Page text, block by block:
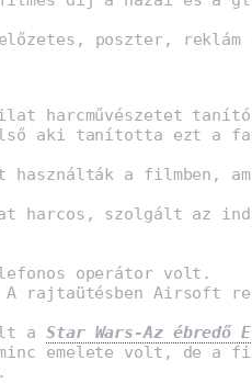
poszter,
harcművészetet tanító
aki tanította ezt a
használták a filmben,
harcos, szolgált az
operátor volt.
A rajtaütésben Airsoft
a Star Wars-Az ébredő
emelete volt, de a